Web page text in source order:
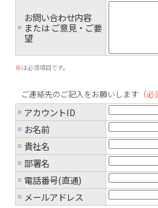
※は必須項目です。
お問い合わせ内容
または ご意見・ご要
望
ご連絡先のご記入をお願いします （必
アカウントID
お名前
貴社名
部署名
電話番号(直通)
メールアドレス